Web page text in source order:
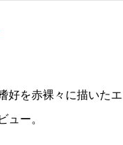
好を赤裸々に描いた
ュー。